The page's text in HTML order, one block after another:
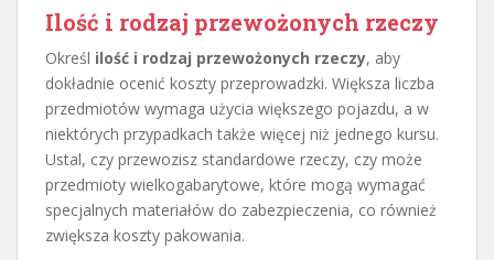
Ilość i rodzaj przewożonych rzeczy
Określ ilość i rodzaj przewożonych rzeczy, aby
dokładnie ocenić koszty przeprowadzki. Większa liczba
przedmiotów wymaga użycia większego pojazdu, a w
niektórych przypadkach także więcej niż jednego kursu.
Ustal, czy przewozisz standardowe rzeczy, czy może
przedmioty wielkogabarytowe, które mogą wymagać
specjalnych materiałów do zabezpieczenia, co również
zwiększa koszty pakowania.